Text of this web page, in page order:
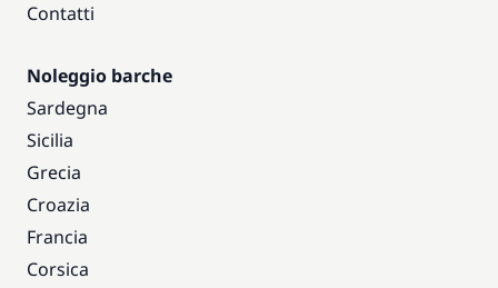
Contatti
Noleggio barche
Sardegna
Sicilia
Grecia
Croazia
Francia
Corsica